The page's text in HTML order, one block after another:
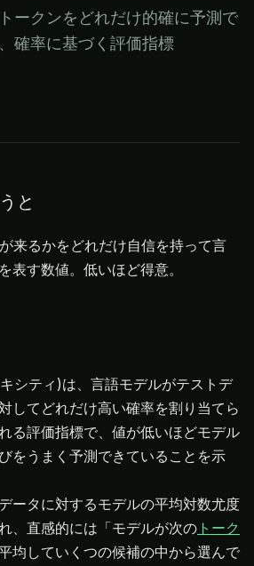
ークンをどれだけ的確に予測で
確率に基づく評価指標
と
来るかをどれだけ自信を持って言
表す数値。低いほど得意。
シティ)は、言語モデルがテストデ
してどれだけ高い確率を割り当てら
る評価指標で、値が低いほどモデル
をうまく予測できていることを示
ータに対するモデルの平均対数尤度
、直感的には「モデルが次の トーク
均していくつの候補の中から選んで